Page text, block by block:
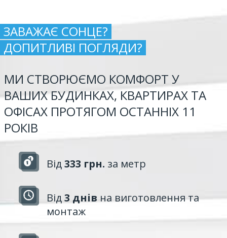
ЗАВАЖАЄ СОНЦЕ?
ДОПИТЛИВІ ПОГЛЯДИ?
МИ СТВОРЮЄМО КОМФОРТ У
ВАШИХ БУДИНКАХ, КВАРТИРАХ ТА
ОФІСАХ ПРОТЯГОМ ОСТАННІХ 11
РОКІВ
Від333 грн. за метр
Від3 днів на виготовлення та
монтаж